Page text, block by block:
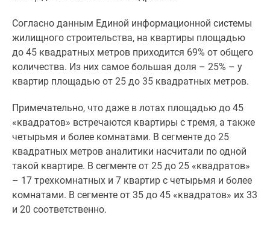
Апартаменты
Новостройки
карте
комнатные
Готовые
новостройки
комнатные
Военная
Согласно данным Единой информационной системы
жилищного строительства, на квартиры площадью
до 45 квадратных метров приходится 69% от общего
количества. Из них самое большая доля – 25% – у
квартир площадью от 25 до 35 квадратных метров.
Примечательно, что даже в лотах площадью до 45
«квадратов» встречаются квартиры с тремя, а также
четырьмя и более комнатами. В сегменте до 25
квадратных метров аналитики насчитали по одной
такой квартире. В сегменте от 25 до 25 «квадратов»
– 17 трехкомнатных и 7 квартир с четырьмя и более
комнатами. В сегменте от 35 до 45 «квадратов» их 33
и 20 соответственно.